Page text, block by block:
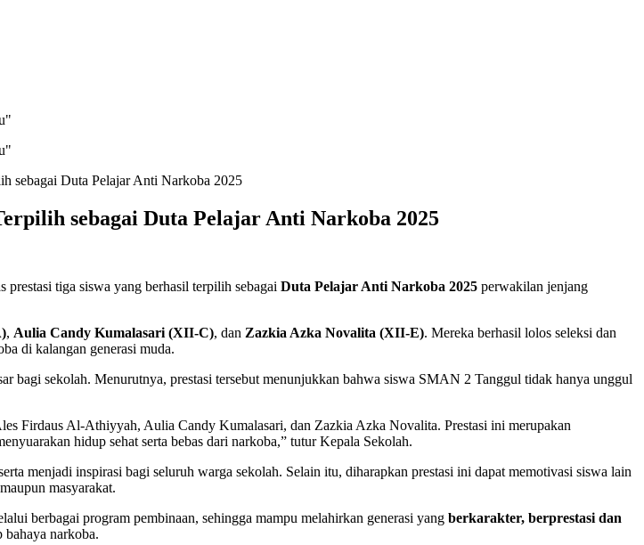
sebagai Duta Pelajar Anti Narkoba 2025
sebagai Duta Pelajar Anti Narkoba 2025
prestasi tiga siswa yang berhasil terpilih sebagai Duta Pelajar Anti Narkoba 2025 perwakilan jenjang
, Aulia Candy Kumalasari (XII-C), dan Zazkia Azka Novalita (XII-E). Mereka berhasil lolos seleksi dan
di kalangan generasi muda.
bagi sekolah. Menurutnya, prestasi tersebut menunjukkan bahwa siswa SMAN 2 Tanggul tidak hanya unggul
Firdaus Al-Athiyyah, Aulia Candy Kumalasari, dan Zazkia Azka Novalita. Prestasi ini merupakan
hidup sehat serta bebas dari narkoba,” tutur Kepala Sekolah.
menjadi inspirasi bagi seluruh warga sekolah. Selain itu, diharapkan prestasi ini dapat memotivasi siswa lain
masyarakat.
berbagai program pembinaan, sehingga mampu melahirkan generasi yang berkarakter, berprestasi dan
bahaya narkoba.